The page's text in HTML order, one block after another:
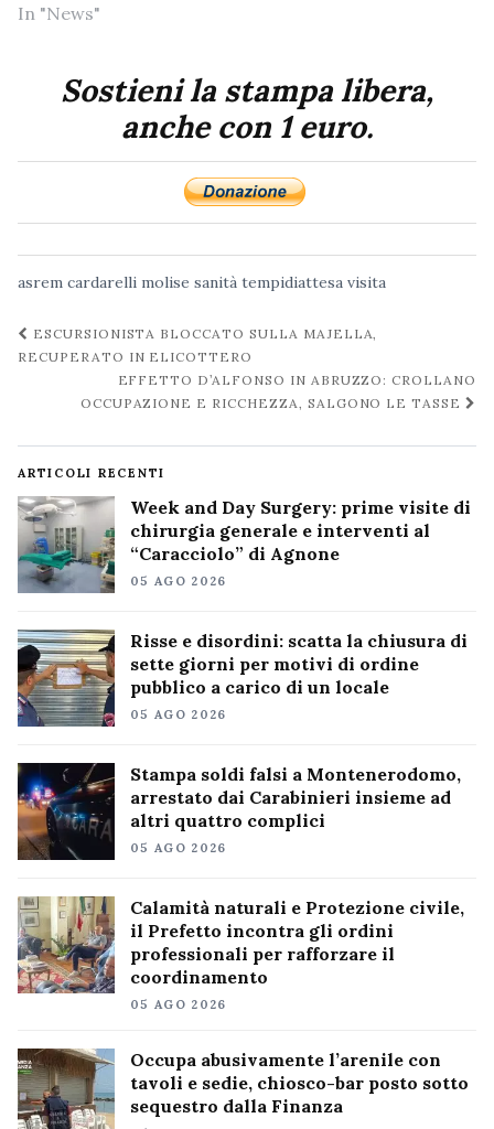
In "News"
Sostieni la stampa libera,
anche con 1 euro.
asrem cardarelli molise sanità tempidiattesa visita
Navigazione
post
ESCURSIONISTA BLOCCATO SULLA MAJELLA,
RECUPERATO IN ELICOTTERO
EFFETTO D’ALFONSO IN ABRUZZO: CROLLANO
OCCUPAZIONE E RICCHEZZA, SALGONO LE TASSE
ARTICOLI RECENTI
Week and Day Surgery: prime visite di
chirurgia generale e interventi al
“Caracciolo” di Agnone
05 AGO 2026
Risse e disordini: scatta la chiusura di
sette giorni per motivi di ordine
pubblico a carico di un locale
05 AGO 2026
Stampa soldi falsi a Montenerodomo,
arrestato dai Carabinieri insieme ad
altri quattro complici
05 AGO 2026
Calamità naturali e Protezione civile,
il Prefetto incontra gli ordini
professionali per rafforzare il
coordinamento
05 AGO 2026
Occupa abusivamente l’arenile con
tavoli e sedie, chiosco-bar posto sotto
sequestro dalla Finanza